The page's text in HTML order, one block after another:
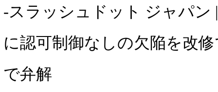
-スラッシュドット ジャパン
に認可制御なしの欠陥を改
で弁解